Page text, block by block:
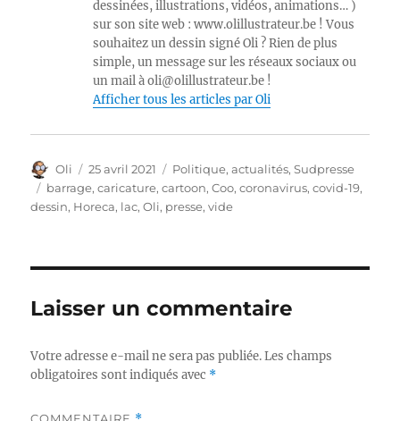
dessinées, illustrations, vidéos, animations… )
sur son site web : www.olillustrateur.be ! Vous
souhaitez un dessin signé Oli ? Rien de plus
simple, un message sur les réseaux sociaux ou
un mail à oli@olillustrateur.be !
Afficher tous les articles par Oli
Auteur
Oli
Publié
le
25 avril 2021 Catégories
Politique, actualités,Sudpresse
Étiquettes
barrage,caricature,cartoon,Coo,coronavirus,covid-19,
dessin, Horeca, lac,Oli, presse,vide
Laisser un commentaire
Votre adresse e-mail ne sera pas publiée. Les champs
obligatoires sont indiqués avec *